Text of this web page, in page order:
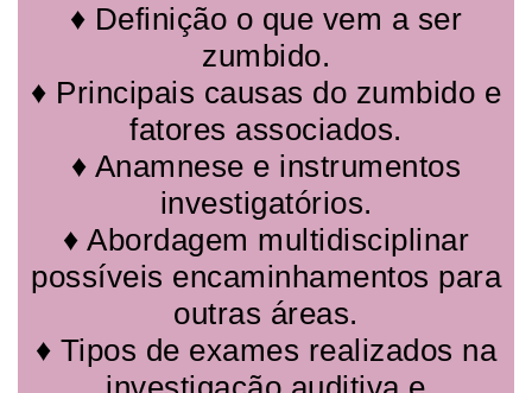
♦ Definição o que vem a ser
zumbido.
♦ Principais causas do zumbido e
fatores associados.
♦ Anamnese e instrumentos
investigatórios.
♦ Abordagem multidisciplinar
possíveis encaminhamentos para
outras áreas.
♦ Tipos de exames realizados na